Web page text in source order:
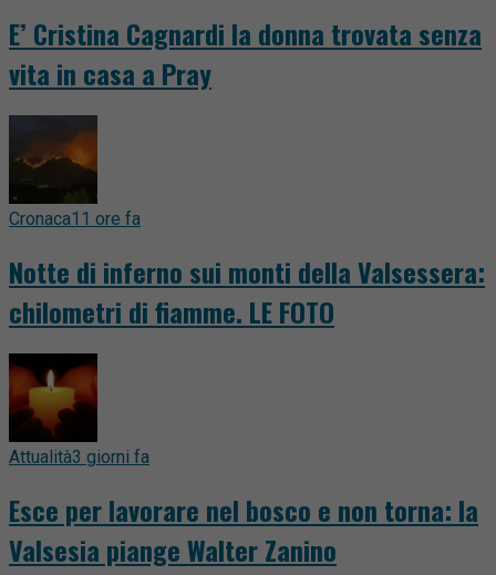
E’ Cristina Cagnardi la donna trovata senza
vita in casa a Pray
Cronaca11 ore fa
Notte di inferno sui monti della Valsessera:
chilometri di fiamme. LE FOTO
Attualità3 giorni fa
Esce per lavorare nel bosco e non torna: la
Valsesia piange Walter Zanino